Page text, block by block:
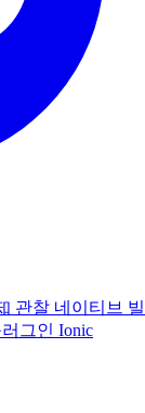
관찰 네이티브 빌
그인 Ionic